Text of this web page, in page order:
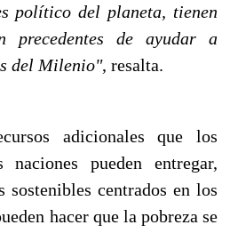
político del planeta, tienen
precedentes de ayudar a
del Milenio", resalta.
adicionales que los
naciones pueden entregar,
sostenibles centrados en los
hacer que la pobreza se